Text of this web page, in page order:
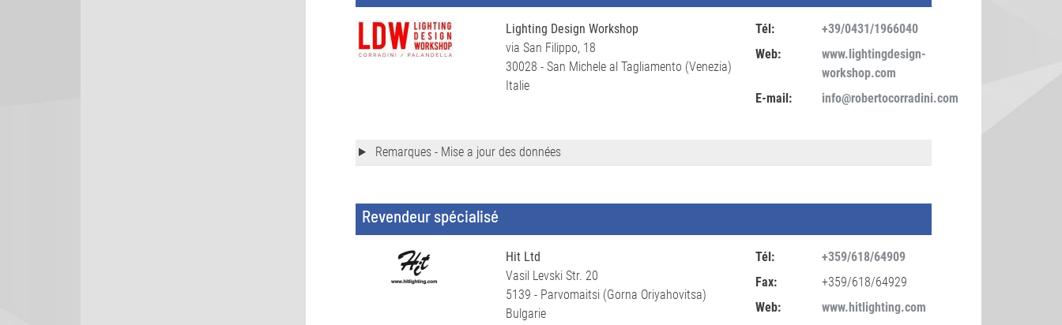
Lighting Design Workshop
via San Filippo, 18
30028 - San Michele al Tagliamento (Venezia)
Italie
Tél:
+39/0431/1966040
Web:
www.lightingdesign-
workshop.com
E-mail:
info@robertocorradini.com
Remarques - Mise a jour des données
Revendeur spécialisé
Hit Ltd
Vasil Levski Str. 20
5139 - Parvomaitsi (Gorna Oriyahovitsa)
Bulgarie
Tél:
+359/618/64909
Fax:
+359/618/64929
Web:
www.hitlighting.com